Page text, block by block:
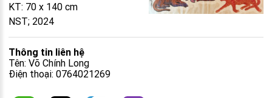
KT: 70 x 140 cm
NST; 2024
Thông tin liên hệ
Tên: Võ Chính Long
Điện thoại: 0764021269